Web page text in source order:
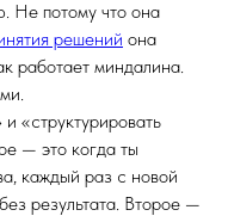
Не потому что она
решений она
работает миндалина.
«структурировать
— это когда ты
каждый раз с новой
результата. Второе —